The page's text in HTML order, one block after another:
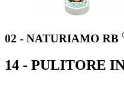
02 - NATURIAMO RB
14 - PULITORE